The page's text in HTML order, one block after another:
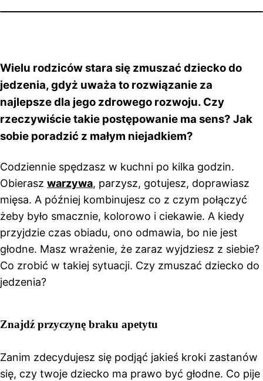
Wielu rodziców stara się zmuszać dziecko do
jedzenia, gdyż uważa to rozwiązanie za
najlepsze dla jego zdrowego rozwoju. Czy
rzeczywiście takie postępowanie ma sens? Jak
sobie poradzić z małym niejadkiem?
Codziennie spędzasz w kuchni po kilka godzin.
Obierasz warzywa, parzysz, gotujesz, doprawiasz
mięsa. A później kombinujesz co z czym połączyć
żeby było smacznie, kolorowo i ciekawie. A kiedy
przyjdzie czas obiadu, ono odmawia, bo nie jest
głodne. Masz wrażenie, że zaraz wyjdziesz z siebie?
Co zrobić w takiej sytuacji. Czy zmuszać dziecko do
jedzenia?
Znajdź przyczynę braku apetytu
Zanim zdecydujesz się podjąć jakieś kroki zastanów
się, czy twoje dziecko ma prawo być głodne. Co pije